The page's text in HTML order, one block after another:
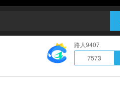
路人9407
7573